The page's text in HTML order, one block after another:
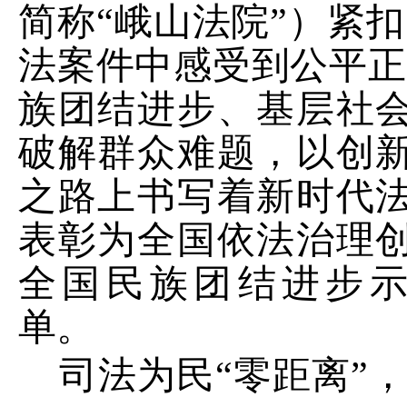
简称“峨山法院”）紧扣
法案件中感受到公平
族团结进步、基层社
破解群众难题，以创
之路上书写着新时代
表彰为全国依法治理
全国民族团结进步
单。
司法为民“零距离”